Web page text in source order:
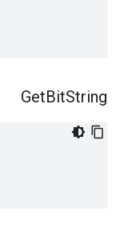
GetBitString